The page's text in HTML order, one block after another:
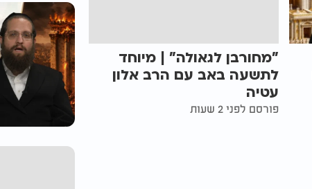
"מחורבן לגאולה" | מיוחד
לתשעה באב עם הרב אלון
עטיה
פורסם לפני 2 שעות